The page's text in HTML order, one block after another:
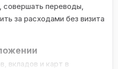
совершать переводы,
за расходами без визита
вкладов и карт в